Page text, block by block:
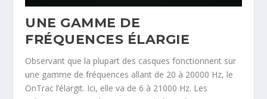
UNE GAMME DE
FRÉQUENCES ÉLARGIE
Observant que la plupart des casques fonctionnent sur
une gamme de fréquences allant de 20 à 20000 Hz, le
OnTrac l’élargit. Ici, elle va de 6 à 21000 Hz. Les